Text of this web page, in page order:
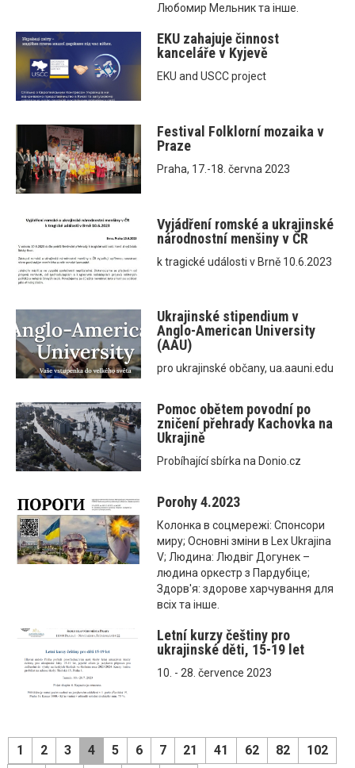
Любомир Мельник та інше.
EKU zahajuje činnost
kanceláře v Kyjevě
EKU and USCC project
Festival Folklorní mozaika v
Praze
Praha, 17.-18. června 2023
Vyjádření romské a ukrajinské
národnostní menšiny v ČR
k tragické události v Brně 10.6.2023
Ukrajinské stipendium v
Anglo-American University
(AAU)
pro ukrajinské občany, ua.aauni.edu
Pomoc obětem povodní po
zničení přehrady Kachovka na
Ukrajině
Probíhající sbírka na Donio.cz
Porohy 4.2023
Колонка в соцмережі: Спонсори
миру; Основні зміни в Lex Ukrajina
V; Людина: Людвіг Догунек –
людина оркестр з Пардубіце;
Здорв'я: здорове харчування для
всіх та інше.
Letní kurzy češtiny pro
ukrajinské děti, 15-19 let
10. - 28. července 2023
1 2 3 4 5 6 7 21 41 62 82
102